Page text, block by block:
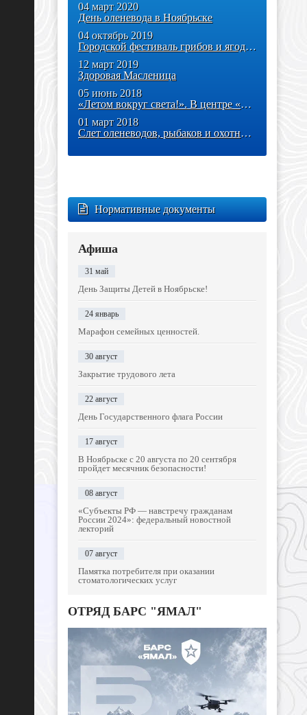
04 март 2020
День оленевода в Ноябрьске
04 октябрь 2019
Городской фестиваль грибов и ягод «ЛЕСФЕСТ»
12 март 2019
Здоровая Масленица
05 июнь 2018
«Летом вокруг света!». В центре «Ровесник» заработала летняя
01 март 2018
Слет оленеводов, рыбаков и охотников
Нормативные документы
Афиша
31 май
День Защиты Детей в Ноябрьске!
24 январь
Марафон семейных ценностей.
30 август
Закрытие трудового лета
22 август
День Государственного флага России
17 август
В Ноябрьске с 20 августа по 20 сентября
пройдет месячник безопасности!
08 август
«Субъекты РФ — навстречу гражданам
России 2024»: федеральный новостной
лекторий
07 август
Памятка потребителя при оказании
стоматологических услуг
ОТРЯД БАРС "ЯМАЛ"